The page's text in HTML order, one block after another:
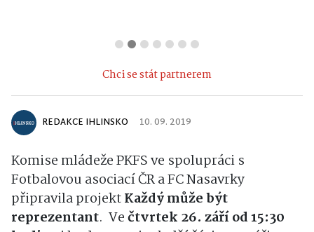
Chci se stát partnerem
REDAKCE IHLINSKO 10. 09. 2019
Komise mládeže PKFS ve spolupráci s
Fotbalovou asociací ČR a FC Nasavrky
připravila projektKaždý může být
reprezentant. Ve čtvrtek 26. září od 15:30